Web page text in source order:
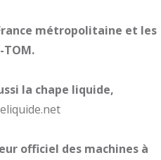
métropolitaine et les
TOM.
la chape liquide,
officiel des machines à